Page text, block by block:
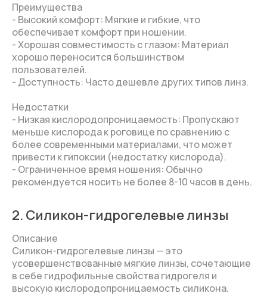
Преимущества
- Высокий комфорт: Мягкие и гибкие, что
обеспечивает комфорт при ношении.
- Хорошая совместимость с глазом: Материал
хорошо переносится большинством
пользователей.
- Доступность: Часто дешевле других типов линз.
Недостатки
- Низкая кислородопроницаемость: Пропускают
меньше кислорода к роговице по сравнению с
более современными материалами, что может
привести к гипоксии (недостатку кислорода).
- Ограниченное время ношения: Обычно
рекомендуется носить не более 8-10 часов в день.
2. Силикон-гидрогелевые линзы
Описание
Силикон-гидрогелевые линзы — это
усовершенствованные мягкие линзы, сочетающие
в себе гидрофильные свойства гидрогеля и
высокую кислородопроницаемость силикона.